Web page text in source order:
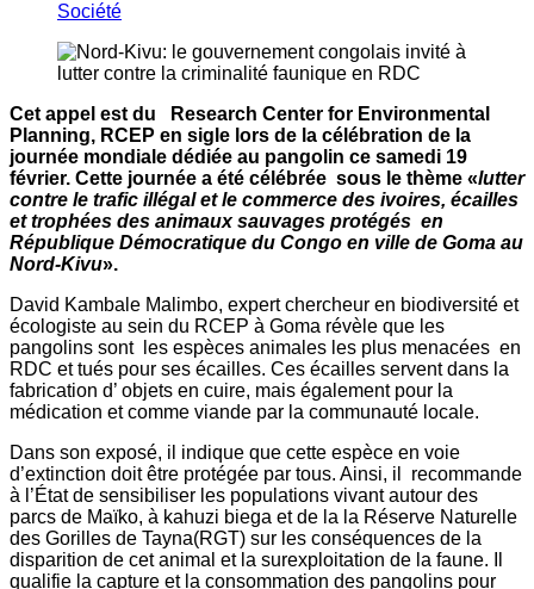
Société
Cet appel est du Research Center for Environmental
Planning, RCEP en sigle lors de la célébration de la
journée mondiale dédiée au pangolin ce samedi 19
février. Cette journée a été célébrée sous le thème «lutter
contre le trafic illégal et le commerce des ivoires, écailles
et trophées des animaux sauvages protégés en
République Démocratique du Congo en ville de Goma au
Nord-Kivu».
David Kambale Malimbo, expert chercheur en biodiversité et
écologiste au sein du RCEP à Goma révèle que les
pangolins sont les espèces animales les plus menacées en
RDC et tués pour ses écailles. Ces écailles servent dans la
fabrication d’ objets en cuire, mais également pour la
médication et comme viande par la communauté locale.
Dans son exposé, il indique que cette espèce en voie
d’extinction doit être protégée par tous. Ainsi, il recommande
à l’État de sensibiliser les populations vivant autour des
parcs de Maïko, à kahuzi biega et de la la Réserve Naturelle
des Gorilles de Tayna(RGT) sur les conséquences de la
disparition de cet animal et la surexploitation de la faune. Il
qualifie la capture et la consommation des pangolins pour